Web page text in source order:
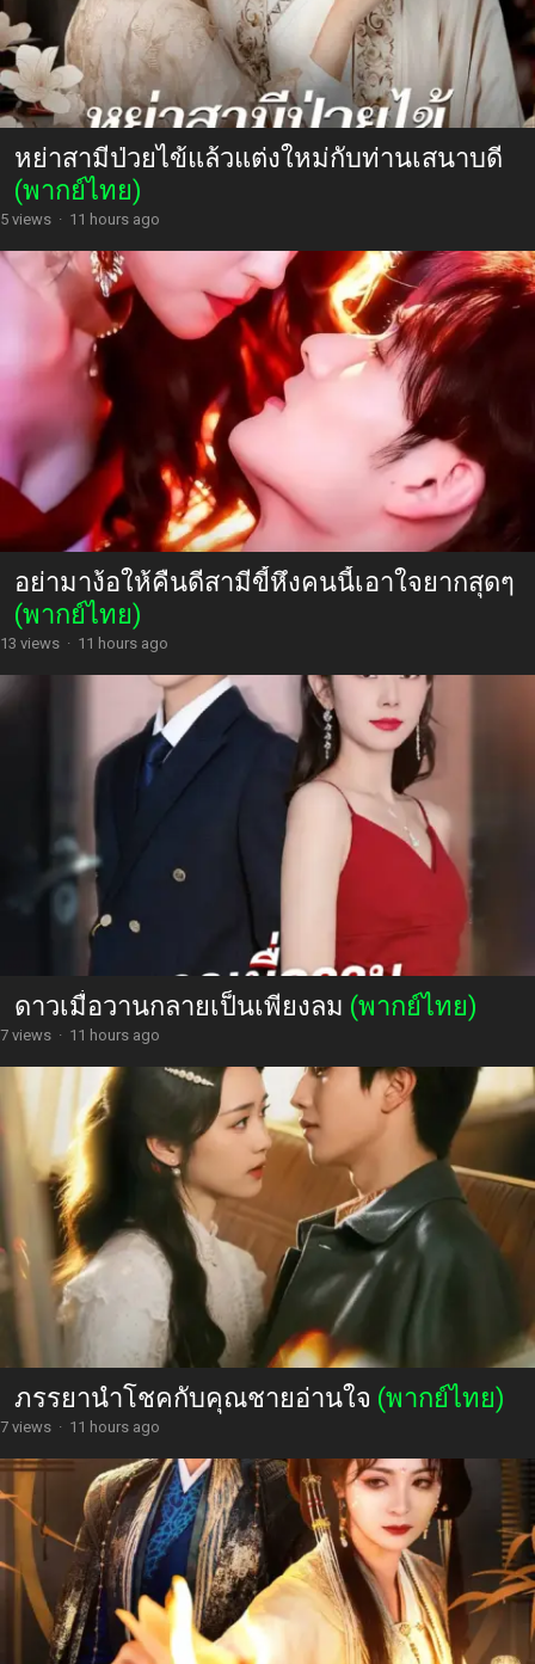
หย่าสามีป่วยไข้แล้วแต่งใหม่กับท่านเสนาบดี
(พากย์ไทย)
5 views · 11 hours ago
อย่ามาง้อให้คืนดีสามีขี้หึงคนนี้เอาใจยากสุดๆ
(พากย์ไทย)
13 views · 11 hours ago
ดาวเมื่อวานกลายเป็นเพียงลม (พากย์ไทย)
7 views · 11 hours ago
ภรรยานำโชคกับคุณชายอ่านใจ (พากย์ไทย)
7 views · 11 hours ago